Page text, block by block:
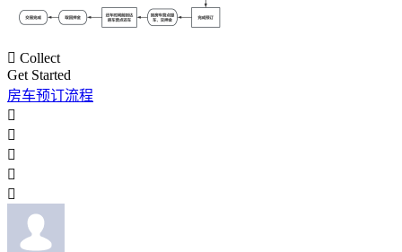
 Collect
Get Started
房车预订流程




